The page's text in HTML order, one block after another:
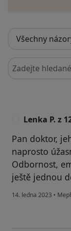
Hledejte v
Lenka P. z
Pan doktor,
naprosto
Odbornost,
ještě jednou
14. ledna 2023 •